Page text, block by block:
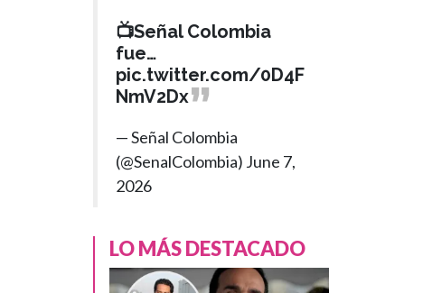
📺Señal Colombia
fue…
pic.twitter.com/0D4F
NmV2Dx
— Señal Colombia
(@SenalColombia) June 7,
2026
LO MÁS DESTACADO